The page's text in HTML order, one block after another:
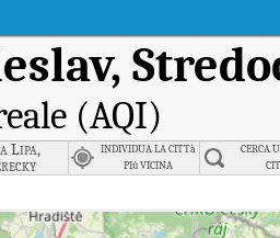
(AQI)
Lipa,
INDIVIDUA LA CITTà
PIù VICINA
CERCA